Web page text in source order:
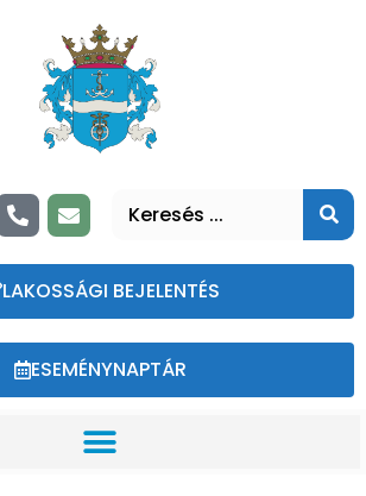
LAKOSSÁGI BEJELENTÉS
ESEMÉNYNAPTÁR